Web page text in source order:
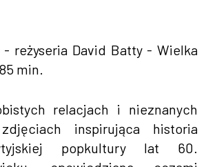
- reżyseria David Batty - Wielka
min.
relacjach i nieznanych
inspirująca historia
popkultury lat 60.